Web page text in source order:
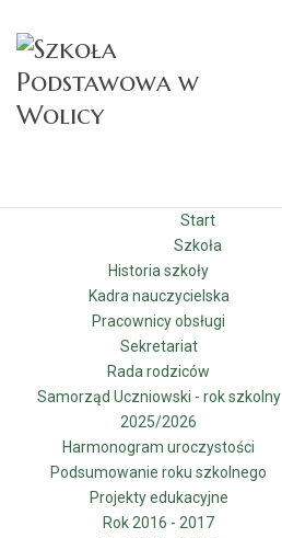
Start
Szkoła
Historia szkoły
Kadra nauczycielska
Pracownicy obsługi
Sekretariat
Rada rodziców
Samorząd Uczniowski - rok szkolny
2025/2026
Harmonogram uroczystości
Podsumowanie roku szkolnego
Projekty edukacyjne
Rok 2016 - 2017